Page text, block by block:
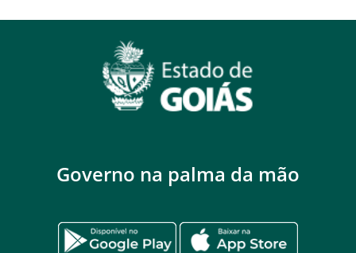
Governo na palma da mão